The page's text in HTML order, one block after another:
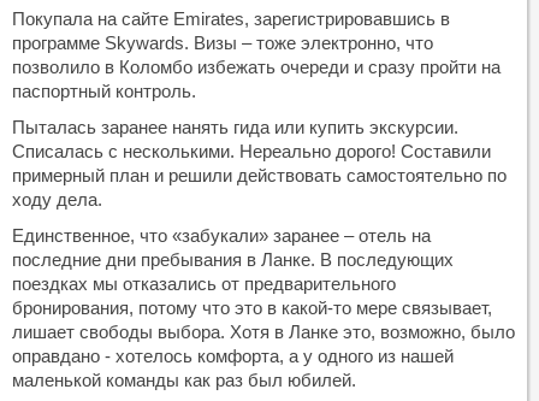
Покупала на сайте Emirates, зарегистрировавшись в
программе Skywards. Визы – тоже электронно, что
позволило в Коломбо избежать очереди и сразу пройти на
паспортный контроль.
Пыталась заранее нанять гида или купить экскурсии.
Списалась с несколькими. Нереально дорого! Составили
примерный план и решили действовать самостоятельно по
ходу дела.
Единственное, что «забукали» заранее – отель на
последние дни пребывания в Ланке. В последующих
поездках мы отказались от предварительного
бронирования, потому что это в какой-то мере связывает,
лишает свободы выбора. Хотя в Ланке это, возможно, было
оправдано - хотелось комфорта, а у одного из нашей
маленькой команды как раз был юбилей.